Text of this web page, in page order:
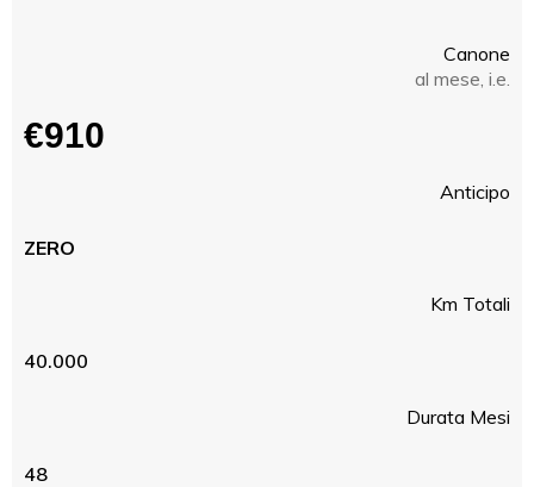
Canone
al mese, i.e.
€910
Anticipo
ZERO
Km Totali
40.000
Durata Mesi
48